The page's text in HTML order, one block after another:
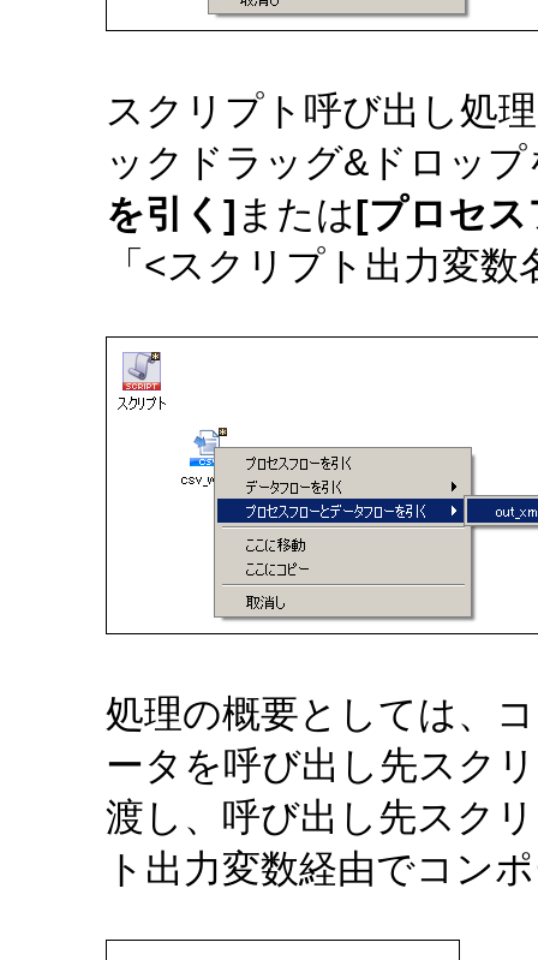
スクリプト呼び出し処
ックドラッグ&ドロッ
を引く] または[プロセス
「<スクリプト出力変
処理の概要としては、
ータを呼び出し先スク
渡し、呼び出し先スク
ト出力変数経由でコン